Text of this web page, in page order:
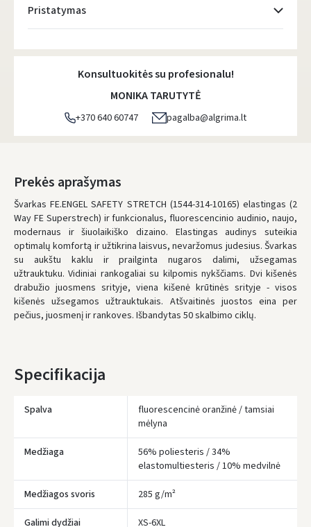
Pristatymas
Atsiėmimo taškai- 0.00 €
DPD kurjeris- 0.00 €
DPD paštomatai- 0.00 €
ŠIĄ PREKĘ PRISTATYSIME JUMSNEMOKAMAI!
* Pristatymo terminai yra preliminarūs ir gali priklausyti nuo kurjerių
užimtumo.
Konsultuokitės su profesionalu!
MONIKA TARUTYTĖ
+370 640 60747 pagalba@algrima.lt
Prekės aprašymas
Švarkas FE.ENGEL SAFETY STRETCH (1544-314-10165) elastingas (2
Way FE Superstrech) ir funkcionalus, fluorescencinio audinio, naujo,
modernaus ir šiuolaikiško dizaino. Elastingas audinys suteikia
optimalų komfortą ir užtikrina laisvus, nevaržomus judesius. Švarkas
su aukštu kaklu ir prailginta nugaros dalimi, užsegamas
užtrauktuku. Vidiniai rankogaliai su kilpomis nykščiams. Dvi kišenės
drabužio juosmens srityje, viena kišenė krūtinės srityje - visos
kišenės užsegamos užtrauktukais. Atšvaitinės juostos eina per
pečius, juosmenį ir rankoves. Išbandytas 50 skalbimo ciklų.
Specifikacija
Spalva
fluorescencinė oranžinė / tamsiai
mėlyna
Medžiaga
56% poliesteris / 34%
elastomultiesteris / 10% medvilnė
Medžiagos svoris 285 g/m²
Galimi dydžiai XS-6XL